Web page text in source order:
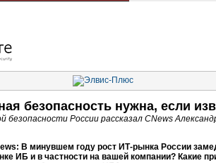
безопасность нужна, если
России рассказал CNews
В минувшем году рост ИТ-рынка России
ИБ и в частности на вашей компании? Какие